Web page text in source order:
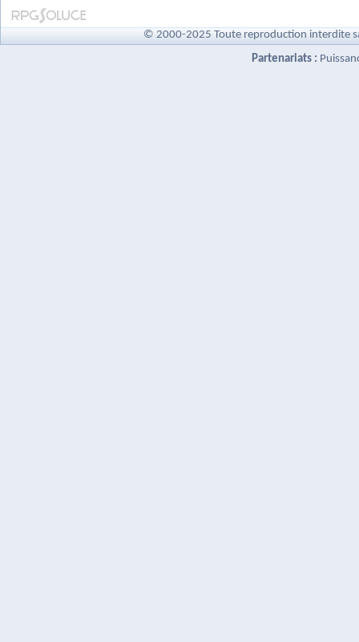
© 2000-2025 Toute reproduction interdite
Partenariats :